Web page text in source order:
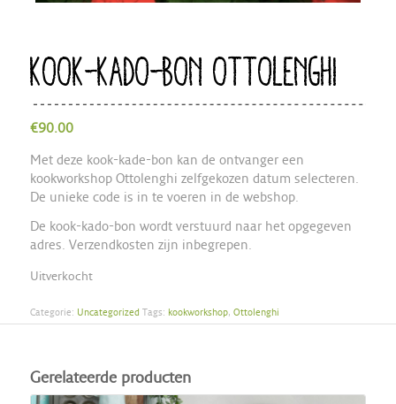
KOOK-KADO-BON OTTOLENGHI
€90.00
Met deze kook-kade-bon kan de ontvanger een
kookworkshop Ottolenghi zelfgekozen datum selecteren.
De unieke code is in te voeren in de webshop.
De kook-kado-bon wordt verstuurd naar het opgegeven
adres. Verzendkosten zijn inbegrepen.
Uitverkocht
Categorie: Uncategorized Tags: kookworkshop, Ottolenghi
Gerelateerde producten